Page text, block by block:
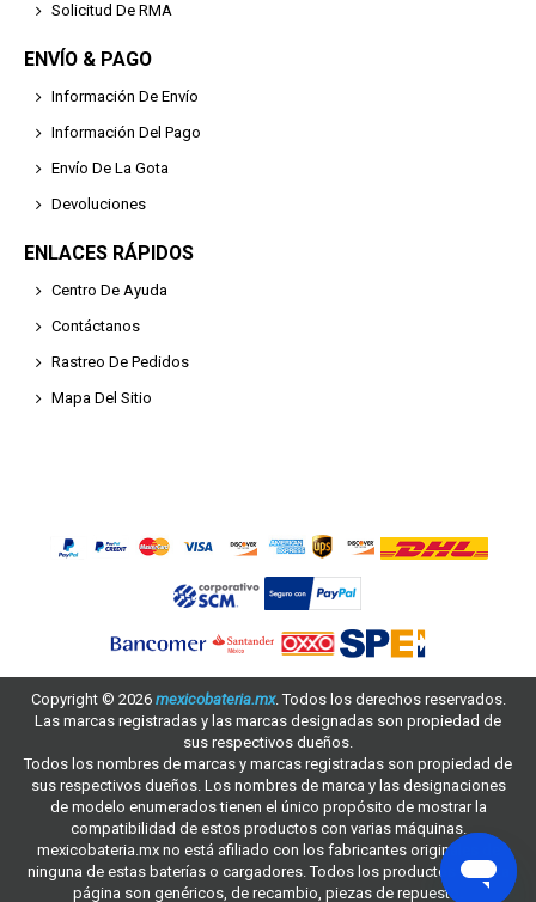
Solicitud De RMA
ENVÍO & PAGO
Información De Envío
Información Del Pago
Envío De La Gota
Devoluciones
ENLACES RÁPIDOS
Centro De Ayuda
Contáctanos
Rastreo De Pedidos
Mapa Del Sitio
Copyright © 2026 mexicobateria.mx. Todos los derechos reservados.
Las marcas registradas y las marcas designadas son propiedad de
sus respectivos dueños.
Todos los nombres de marcas y marcas registradas son propiedad de
sus respectivos dueños. Los nombres de marca y las designaciones
de modelo enumerados tienen el único propósito de mostrar la
compatibilidad de estos productos con varias máquinas.
mexicobateria.mx no está afiliado con los fabricantes originales de
ninguna de estas baterías o cargadores. Todos los productos en esta
página son genéricos, de recambio, piezas de repuesto.